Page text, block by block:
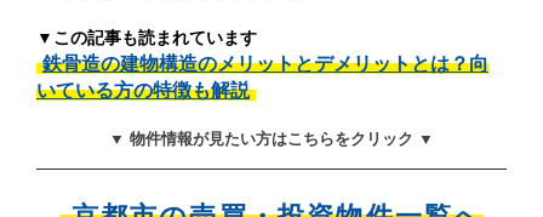
▼この記事も読まれています
鉄骨造の建物構造のメリットとデメリットとは？向
いている方の特徴も解説
▼ 物件情報が見たい方はこちらをクリック ▼